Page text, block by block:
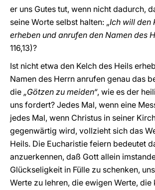
er uns Gutes tut, wenn nicht dadurch,
seine Worte selbst halten: „Ich will den
erheben und anrufen den Namen des
116,13)?
Ist nicht etwa den Kelch des Heils
Namen des Herrn anrufen genau das
die „Götzen zu meiden“, wie es der
uns fordert? Jedes Mal, wenn eine
jedes Mal, wenn Christus in seiner
gegenwärtig wird, vollzieht sich das
Heils. Die Eucharistie feiern bedeutet
anzuerkennen, daß Gott allein
Glückseligkeit in Fülle zu schenken,
Werte zu lehren, die ewigen Werte, die